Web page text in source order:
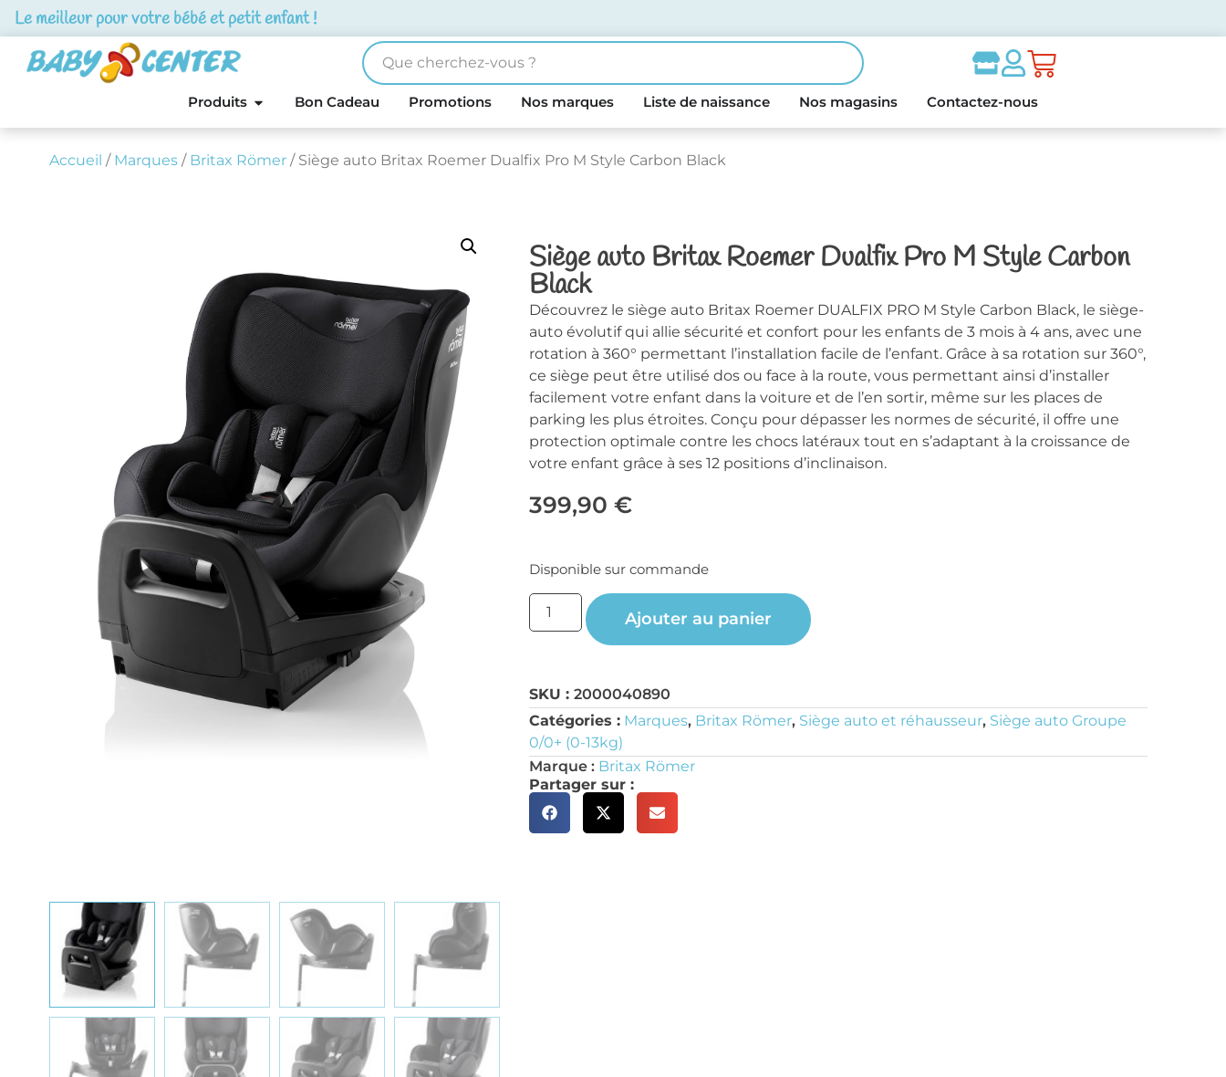
Le meilleur pour votre bébé et petit enfant !
Produits Bon Cadeau Promotions Nos marques Liste de naissance Nos magasins Contactez-nous
Accueil / Marques/ Britax Römer/ Siège auto Britax Roemer Dualfix Pro M Style Carbon Black
Siège auto Britax Roemer Dualfix Pro M Style Carbon
Black
Découvrez le siège auto Britax Roemer DUALFIX PRO M Style Carbon Black, le siège-
auto évolutif qui allie sécurité et confort pour les enfants de 3 mois à 4 ans, avec une
rotation à 360° permettant l’installation facile de l’enfant. Grâce à sa rotation sur 360°,
ce siège peut être utilisé dos ou face à la route, vous permettant ainsi d’installer
facilement votre enfant dans la voiture et de l’en sortir, même sur les places de
parking les plus étroites. Conçu pour dépasser les normes de sécurité, il offre une
protection optimale contre les chocs latéraux tout en s’adaptant à la croissance de
votre enfant grâce à ses 12 positions d’inclinaison.
399,90€
Disponible sur commande
Ajouter au panier
SKU :2000040890
Catégories : Marques, Britax Römer, Siège auto et réhausseur, Siège auto Groupe
0/0+ (0-13kg)
Marque : Britax Römer
Partager sur :